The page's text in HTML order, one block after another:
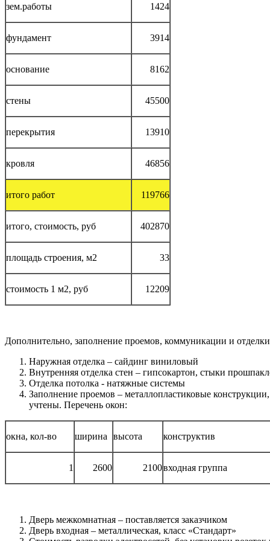
зем.работы 1424
фундамент 3914
основание 8162
стены 45500
перекрытия 13910
кровля 46856
итого работ 119766
итого, стоимость, руб 402870
площадь строения, м2 33
стоимость 1 м2, руб 12209
Дополнительно, заполнение проемов, коммуникации и отделки
Наружная отделка – сайдинг виниловый
Внутренняя отделка стен – гипсокартон, стыки
Отделка потолка - натяжные системы
Заполнение проемов – металлопластиковые
учтены. Перечень окон:
окна, кол-во ширина высота конструктив
1 2600 2100входная группа
Дверь межкомнатная – поставляется заказчиком
Дверь входная – металлическая, класс «Стандарт»